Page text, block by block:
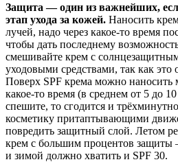
Защита — один из важнейших,
этап ухода за кожей. Наносить
лучей, надо через какое-то время
чтобы дать последнему
смешивайте крем с
уходовыми средствами, так как это
Поверх SPF крема можно наносить
какое-то время (в среднем от 5 до
спешите, то сгодится и
косметику притаптывающими
повредить защитный слой. Летом
крем с большим процентов защиты
и зимой должно хватить и SPF 30.